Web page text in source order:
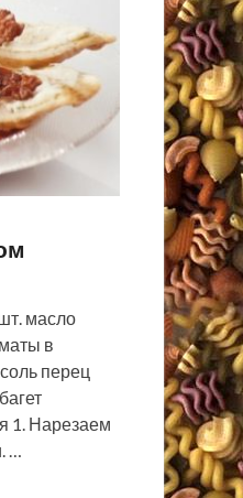
масло
в
перец
1. Нарезаем
…